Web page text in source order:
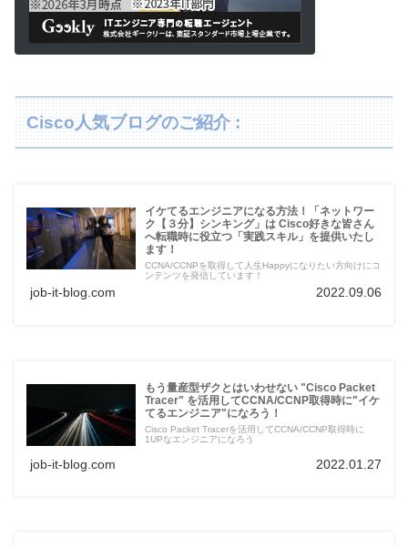
Cisco人気ブログのご紹介 :
イケてるエンジニアになる方法！「ネットワー
ク【３分】シンキング」は Cisco好きな皆さん
へ転職時に役立つ「実践スキル」を提供いたし
ます！
CCNA/CCNPを取得して人生Happyになりたい方向けにコ
ンテンツを発信しています！
job-it-blog.com 2022.09.06
もう量産型ザクとはいわせない "Cisco Packet
Tracer" を活用してCCNA/CCNP取得時に"イケ
てるエンジニア"になろう！
Cisco Packet Tracerを活用してCCNA/CCNP取得時に
1UPなエンジニアになろう
job-it-blog.com 2022.01.27